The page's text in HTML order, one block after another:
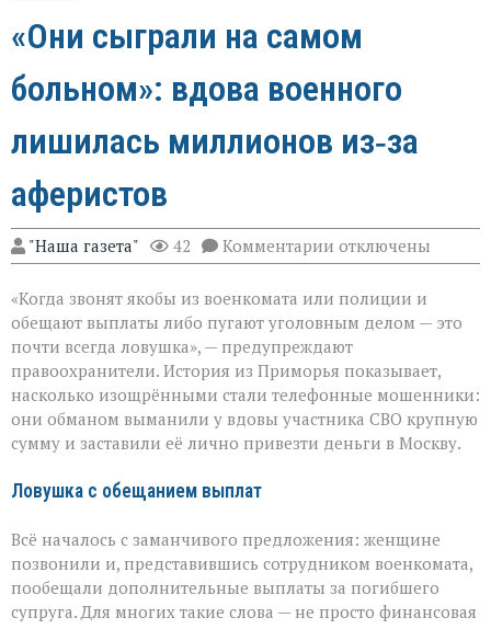
«Они сыграли на самом
больном»: вдова военного
лишилась миллионов из‑за
аферистов
"Наша газета" 42 Комментарии к
записи
сыграли
на
самом
больном»:
вдова
военного
лишилась
миллионов
из‑за
отключены
«Когда звонят якобы из военкомата или полиции и
обещают выплаты либо пугают уголовным делом — это
почти всегда ловушка», — предупреждают
правоохранители. История из Приморья показывает,
насколько изощрёнными стали телефонные мошенники:
они обманом выманили у вдовы участника СВО крупную
сумму и заставили её лично привезти деньги в Москву.
Ловушка с обещанием выплат
Всё началось с заманчивого предложения: женщине
позвонили и, представившись сотрудником военкомата,
пообещали дополнительные выплаты за погибшего
супруга. Для многих такие слова — не просто финансовая